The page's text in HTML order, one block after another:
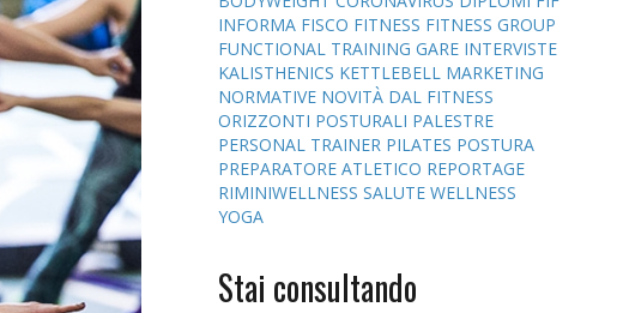
INFORMA FISCO FITNESS FITNESS GROUP
FUNCTIONAL TRAINING GARE INTERVISTE
KALISTHENICS KETTLEBELL MARKETING
NORMATIVE NOVITÀ DAL FITNESS
ORIZZONTI POSTURALI PALESTRE
PERSONAL TRAINER PILATES POSTURA
PREPARATORE ATLETICO REPORTAGE
RIMINIWELLNESS SALUTE WELLNESS
YOGA
Stai consultando